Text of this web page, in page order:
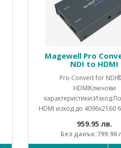
Magewell Pro
NDI to HDMI
Pro Convert for
HDMIКлючови
HDMI изход до 4096x2160
959.95 лв.
Без данък:799.96